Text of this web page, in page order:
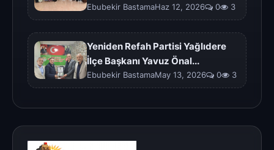
Ebubekir BastamaHaz 12, 2026 0 3
Yeniden Refah Partisi Yağlıdere
İlçe Başkanı Yavuz Önal...
Ebubekir BastamaMay 13, 2026 0 3